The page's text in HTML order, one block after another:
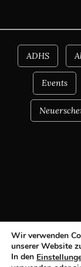
ADHS
Events
Wir verwenden
unserer Website
In den